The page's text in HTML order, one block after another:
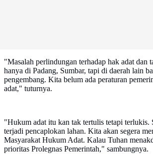
"Masalah perlindungan terhadap hak adat dan
hanya di Padang, Sumbar, tapi di daerah lain
pengembang. Kita belum ada peraturan
adat," tuturnya.
"Hukum adat itu kan tak tertulis tetapi terlukis.
terjadi pencaplokan lahan. Kita akan segera
Masyarakat Hukum Adat. Kalau Tuhan
prioritas Prolegnas Pemerintah," sambungnya.